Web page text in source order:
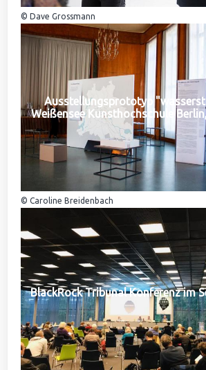
© Dave Grossmann
Ausstellungsprototyp
Weißensee Kunsthochschule
© Caroline Breidenbach
BlackRock Tribunal Konferenz im